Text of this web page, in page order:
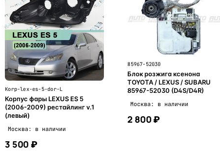
Korp-lex-es-5-dor-L
Корпус фары LEXUS ES 5
(2006-2009) рестайлинг v.1
(левый)
Москва: в наличии
3 500 ₽
85967-52030
Блок розжига ксенона
TOYOTA / LEXUS / SUBARU
85967-52030 (D4S/D4R)
Москва: в наличии
2 800 ₽